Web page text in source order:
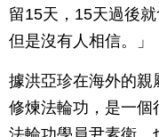
留15天，15天過後
但是沒有人相信。」
據洪亞珍在海外的
修煉法輪功，是一個